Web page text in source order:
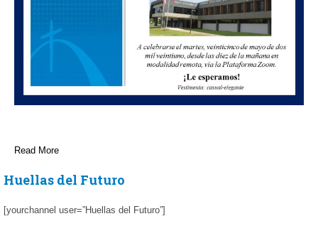
Read More
Huellas del Futuro
[yourchannel user=”Huellas del Futuro”]